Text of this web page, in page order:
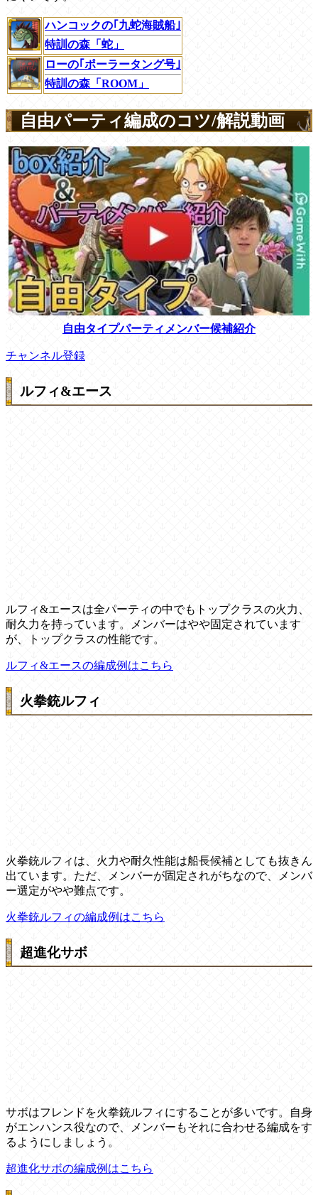
ハンコックの｢九蛇海賊船｣
特訓の森「蛇」
ローの｢ポーラータング号｣
特訓の森「ROOM」
自由パーティ編成のコツ/解説動画
自由タイプパーティメンバー候補紹介
チャンネル登録
ルフィ&エース
ルフィ&エースは全パーティの中でもトップクラスの火力、
耐久力を持っています。メンバーはやや固定されています
が、トップクラスの性能です。
ルフィ&エースの編成例はこちら
火拳銃ルフィ
火拳銃ルフィは、火力や耐久性能は船長候補としても抜きん
出ています。ただ、メンバーが固定されがちなので、メンバ
ー選定がやや難点です。
火拳銃ルフィの編成例はこちら
超進化サボ
サボはフレンドを火拳銃ルフィにすることが多いです。自身
がエンハンス役なので、メンバーもそれに合わせる編成をす
るようにしましょう。
超進化サボの編成例はこちら